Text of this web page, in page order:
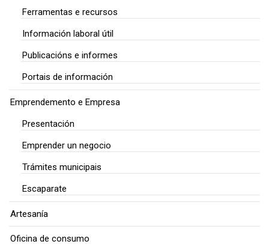
Ferramentas e recursos
Información laboral útil
Publicacións e informes
Portais de información
Emprendemento e Empresa
Presentación
Emprender un negocio
Trámites municipais
Escaparate
Artesanía
Oficina de consumo